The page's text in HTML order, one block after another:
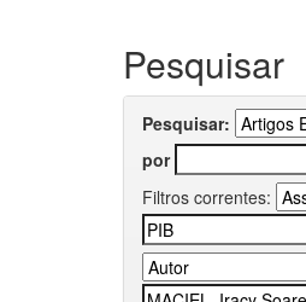
Pesquisar
Pesquisar:
por
Filtros correntes: